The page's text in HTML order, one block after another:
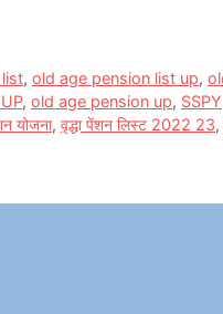
,old age pension list up,
, old age pension up, SSPY
योजना, वृद्धा पेंशन लिस्ट 2022 23,